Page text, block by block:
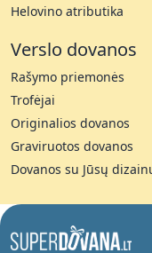
Helovino atributika
Verslo dovanos
Rašymo priemonės
Trofėjai
Originalios dovanos
Graviruotos dovanos
Dovanos su Jūsų